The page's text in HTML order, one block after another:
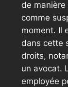
de manière
comme
moment. Il
dans cette
droits,
un avocat.
employée